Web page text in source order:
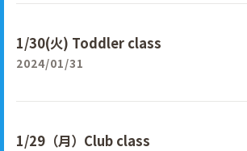
1/30(火) Toddler class
2024/01/31
1/29（月）Club class